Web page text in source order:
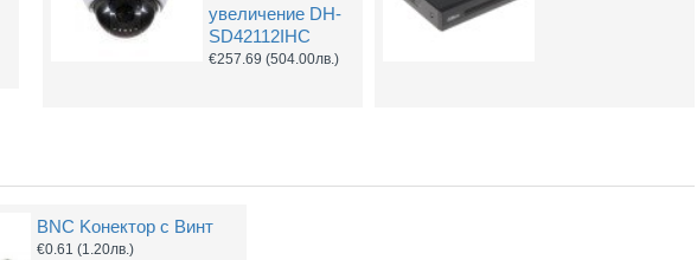
обектив, IR 20m
€43.32(84.73лв.)
увеличение DH-
SD42112IHC
€257.69 (504.00лв.)
BNC Kонектор с Винт
€0.61 (1.20лв.)